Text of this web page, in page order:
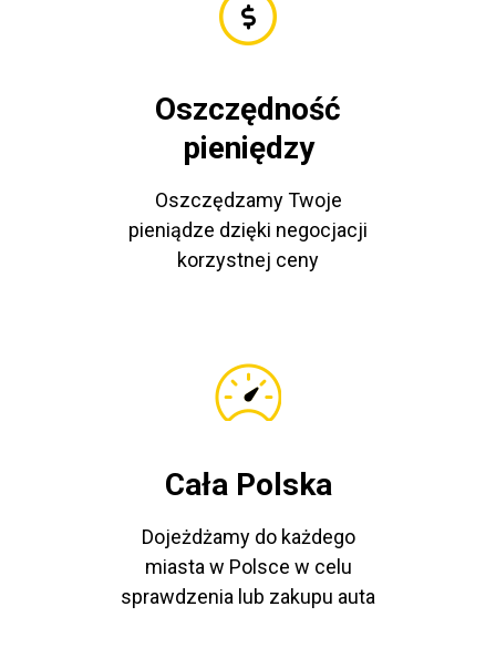
Oszczędność
pieniędzy
Oszczędzamy Twoje
pieniądze dzięki negocjacji
korzystnej ceny
Cała Polska
Dojeżdżamy do każdego
miasta w Polsce w celu
sprawdzenia lub zakupu auta